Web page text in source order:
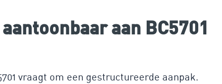
aan BC5701
vraagt om een gestructureerde aanpak.